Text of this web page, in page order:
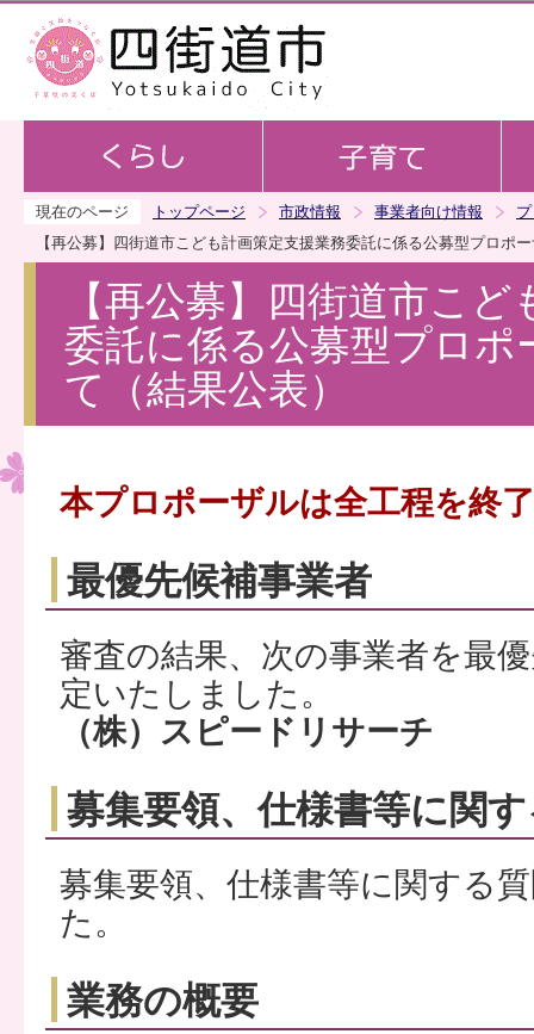
現在のページ トップページ 市政情報 事業者向け情報
【再公募】四街道市こども計画策定支援業務委託に係る公募型プロポ
【再公募】四街道市こ
委託に係る公募型プロ
て（結果公表）
本プロポーザルは全工程を終
最優先候補事業者
審査の結果、次の事業者を最
定いたしました。
（株）スピードリサーチ
募集要領、仕様書等に関
募集要領、仕様書等に関する
た。
業務の概要